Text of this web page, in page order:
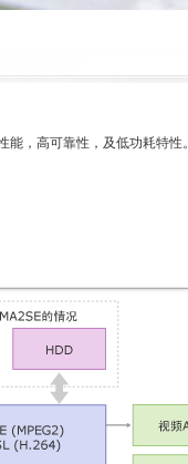
，高可靠性，及低功耗特性。